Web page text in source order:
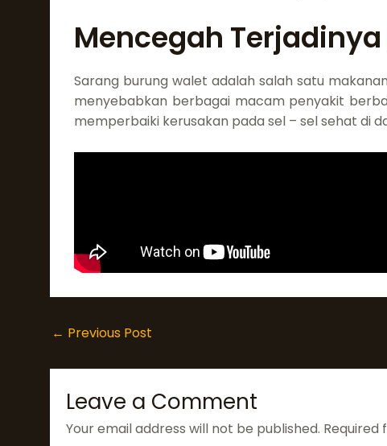
Mencegah
Sarang burung walet adalah salah satu
menyebabkan berbagai macam penyakit
memperbaiki kerusakan pada sel – sel sehat di
← Previous Post
Leave a Comment
Your email address will not be published. Required